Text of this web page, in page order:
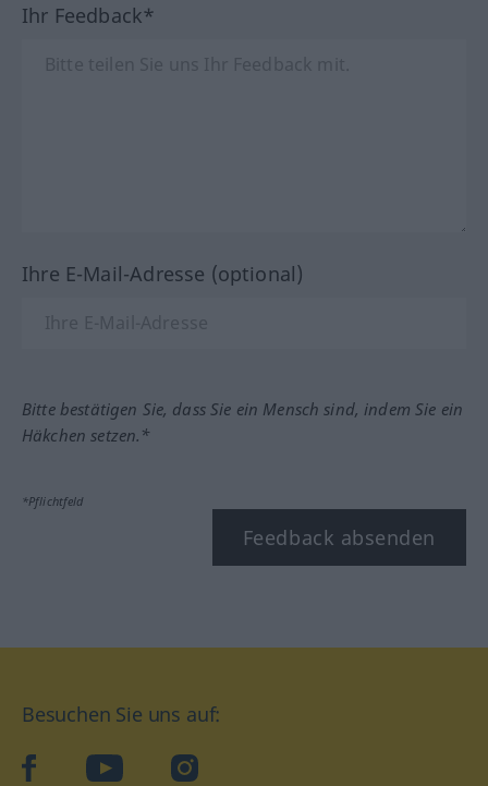
Ihr Feedback*
Ihre E-Mail-Adresse (optional)
Bitte bestätigen Sie, dass Sie ein Mensch sind, indem Sie ein
Häkchen setzen.*
*Pflichtfeld
Feedback absenden
Besuchen Sie uns auf:
facebookYouTube Instagram